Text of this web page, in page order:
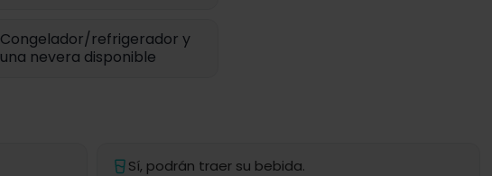
Congelador/refrigerador y
una nevera disponible
Sí, podrán traer su bebida.